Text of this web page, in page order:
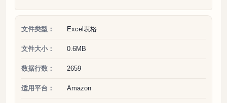
文件类型： Excel表格
文件大小： 0.6MB
数据行数： 2659
适用平台： Amazon